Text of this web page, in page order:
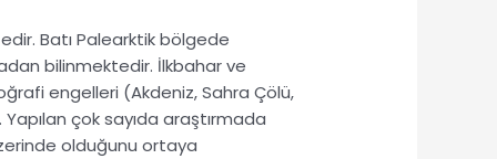
BatıPalearktikbölgede
bilinmektedir. İlkbahar ve
engelleri (Akdeniz, Sahra Çölü,
çok sayıda araştırmada
olduğunu ortaya